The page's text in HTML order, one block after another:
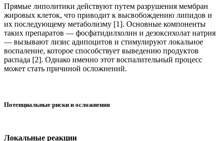
Прямые липолитики действуют путем разрушения мембран
жировых клеток, что приводит к высвобождению липидов и
их последующему метаболизму [1]. Основные компоненты
таких препаратов — фосфатидилхолин и дезоксихолат натрия
— вызывают лизис адипоцитов и стимулируют локальное
воспаление, которое способствует выведению продуктов
распада [2]. Однако именно этот воспалительный процесс
может стать причиной осложнений.
Потенциальные риски и осложнения
Локальные реакции